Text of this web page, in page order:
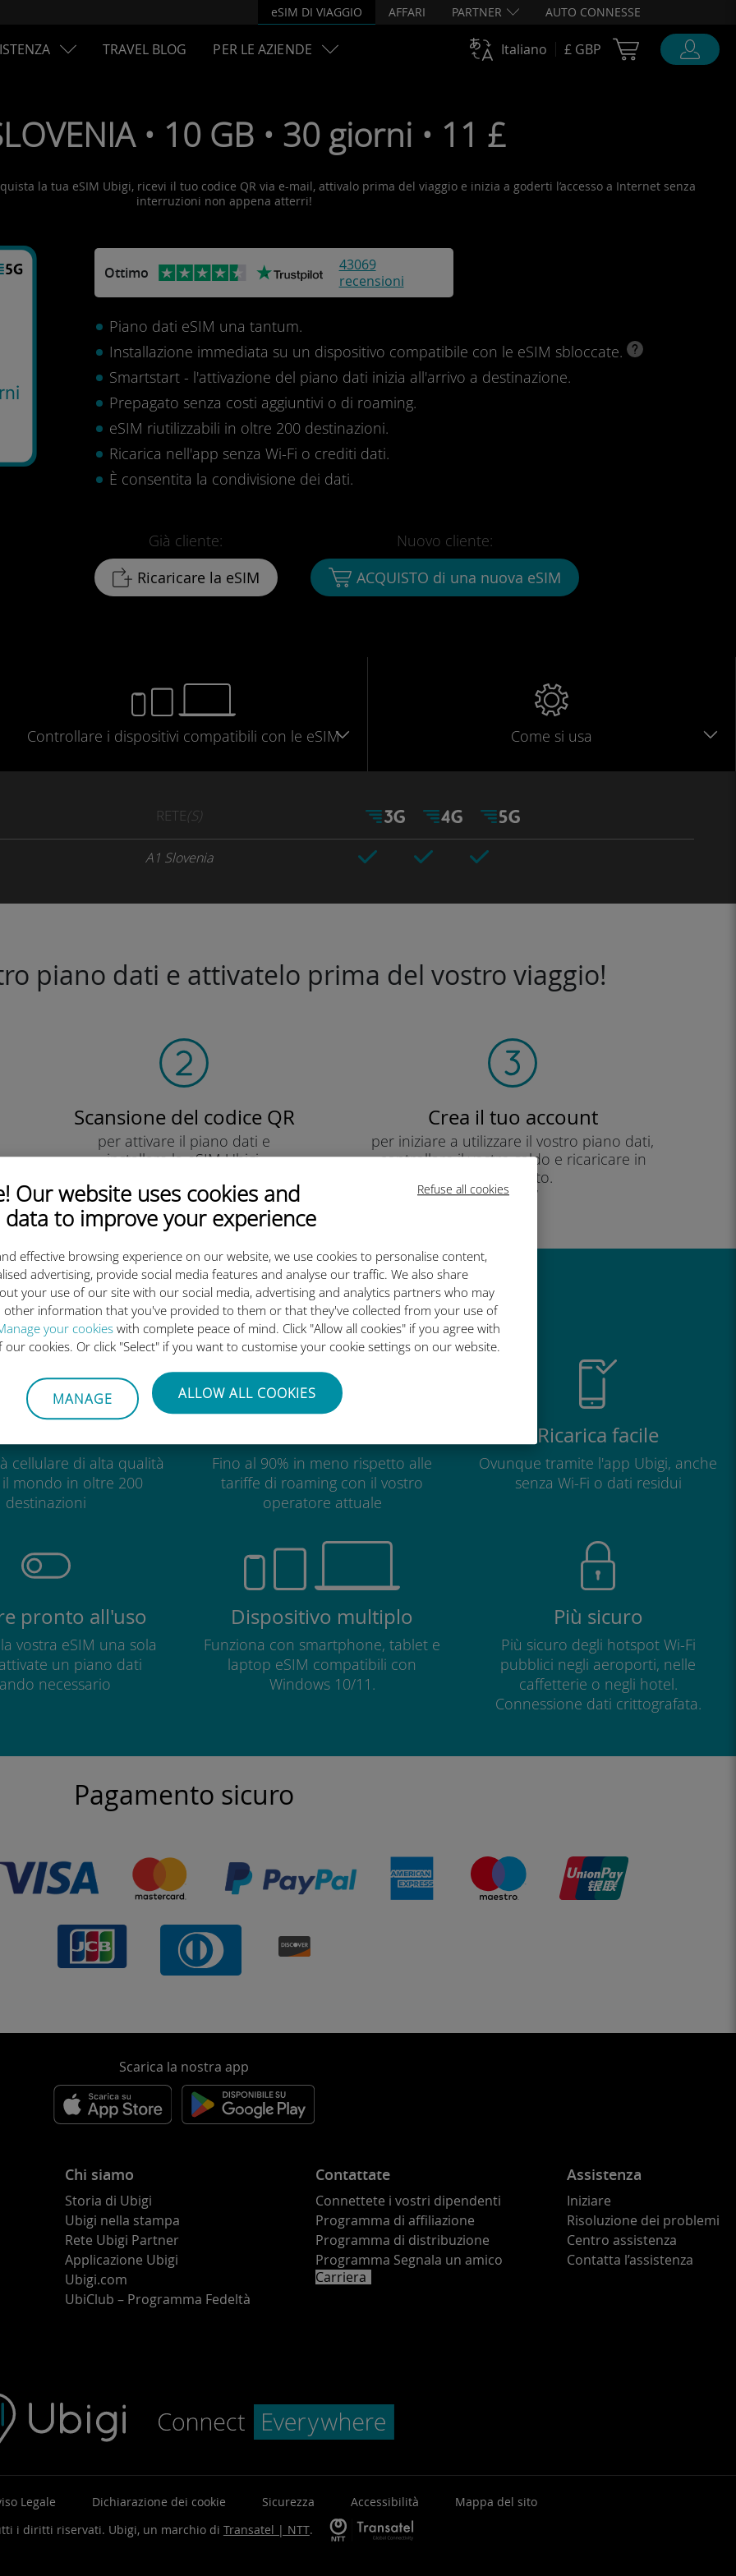
Refuse all cookies
Our website uses cookies and
data to improve your experience
effective browsing experience on our website, we use cookies to personalise content,
advertising, provide social media features and analyse our traffic. We also share
your use of our site with our social media, advertising and analytics partners who may
other information that you've provided to them or that they've collected from your use of
your cookies with complete peace of mind. Click "Allow all cookies" if you agree with
cookies. Or click "Select" if you want to customise your cookie settings on our website.
MANAGE ALLOW ALL COOKIES
eSIM DI VIAGGIO AFFARI PARTNER AUTO CONNESSE
TRAVEL BLOG PER LE AZIENDE Italiano £ GBP Cart Ubigi
• 10 GB • 30 giorni • 11 £
la tua eSIM Ubigi, ricevi il tuo codice QR via e-mail, attivalo prima del viaggio e inizia a goderti l’accesso a Internet senza
interruzioni non appena atterri!
Ottimo
43069
recensioni
Piano dati eSIM una tantum.
Installazione immediata su un dispositivo compatibile con le eSIM sbloccate.
Smartstart - l'attivazione del piano dati inizia all'arrivo a destinazione.
Prepagato senza costi aggiuntivi o di roaming.
eSIM riutilizzabili in oltre 200 destinazioni.
Ricarica nell'app senza Wi-Fi o crediti dati.
È consentita la condivisione dei dati.
Già cliente:
Ricaricare la eSIM
Nuovo cliente:
ACQUISTO di una nuova eSIM
Controllare i dispositivi compatibili con le eSIM Come si usa
RETE(S)
A1 Slovenia
piano dati e attivatelo prima del vostro viaggio!
Scansione del codice QR
per attivare il piano dati e
installare la eSIM Ubigi.
Crea il tuo account
per iniziare a utilizzare il vostro piano dati,
controllare il vostro saldo e ricaricare in
movimento.
Godere!
internazionale di Ubigi è così grande
cellulare di alta qualità
mondo in oltre 200
destinazioni
Fino al 90% in meno rispetto alle
tariffe di roaming con il vostro
operatore attuale
Ricarica facile
Ovunque tramite l'app Ubigi, anche
senza Wi-Fi o dati residui
pronto all'uso
vostra eSIM una sola
un piano dati
necessario
Dispositivo multiplo
Funziona con smartphone, tablet e
laptop eSIM compatibili con
Windows 10/11.
Più sicuro
Più sicuro degli hotspot Wi-Fi
pubblici negli aeroporti, nelle
caffetterie o negli hotel.
Connessione dati crittografata.
Pagamento sicuro
Scarica la nostra app
Chi siamo
Storia di Ubigi
Ubigi nella stampa
Rete Ubigi Partner
Applicazione Ubigi
Ubigi.com
UbiClub – Programma Fedeltà
Contattate
Connettete i vostri dipendenti
Programma di affiliazione
Programma di distribuzione
Programma Segnala un amico
Carriera
Assistenza
Iniziare
Risoluzione dei problemi
Centro assistenza
Contatta l’assistenza
Legale Dichiarazione dei cookie Sicurezza Accessibilità
Mappa del sito
i diritti riservati. Ubigi, un marchio di Transatel | NTT.